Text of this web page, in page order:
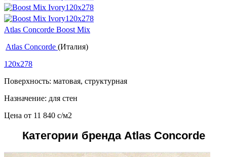
Atlas Concorde Boost Mix
Atlas Concorde (Италия)
120x278
Поверхность: матовая, структурная
Назначение: для стен
Цена от 11 840 c/м2
Категории бренда Atlas Concorde